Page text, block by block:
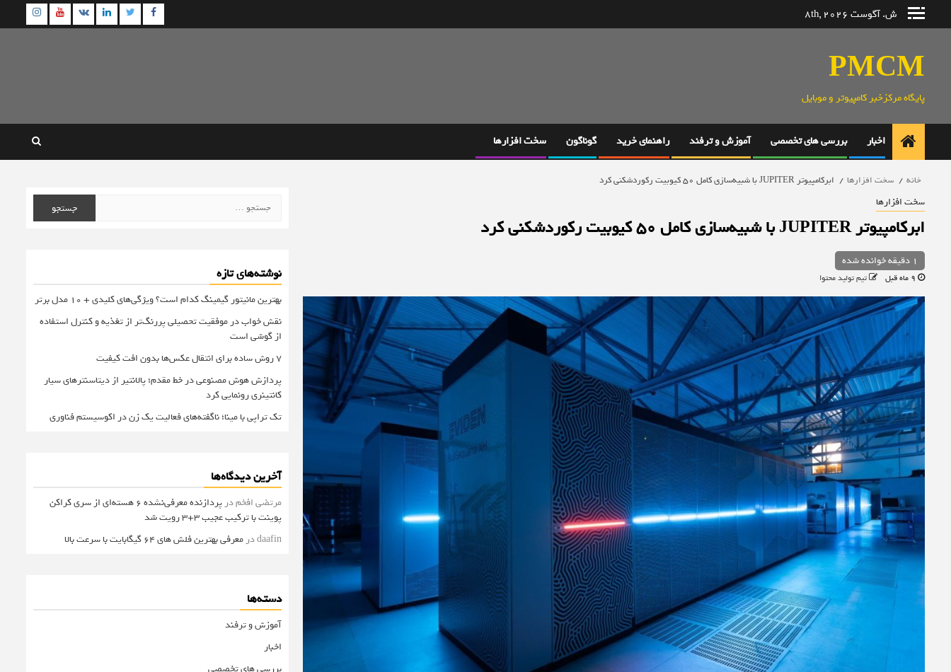
ش. آگوست 8th, 2026 Facebook
Twitter
Linkedin
VK
PMCM
پایگاه مرکزخبر کامپیوتر و موبایل
اخبار بررسی های تخصصی آموزش و ترفند راهنمای خرید گوناگون سخت افزارها
خانه سخت افزارها ابرکامپیوتر JUPITER با شبیه‌سازی کامل 50 کیوبیت رکوردشکنی کرد
سخت افزارها
ابرکامپیوتر JUPITER با شبیه‌سازی کامل 50 کیوبیت رکوردشکنی کرد
1 دقیقه خوانده شده
تیم تولید محتوا
برای:
نوشته‌های تازه
بهترین مانیتور گیمینگ کدام است؟ ویژگی‌های کلیدی + 10 مدل برتر
نقش خواب در موفقیت تحصیلی پررنگ‌تر از تغذیه و کنترل استفاده
از گوشی است
۷ روش ساده برای انتقال عکس‌ها بدون افت کیفیت
پردازش هوش مصنوعی در خط مقدم؛ پالانتیر از دیتاسنترهای سیار
کانتینری رونمایی کرد
تک تراپی با مینا؛ ناگفته‌های فعالیت یک زن در اکوسیستم فناوری
آخرین دیدگاه‌ها
مرتضی افخمدر
پردازنده معرفی‌نشده 6 هسته‌ای از سری کراکن
پوینت با ترکیب عجیب 3+3 رویت شد
daafinدر معرفی بهترین فلش های 64 گیگابایت با سرعت بالا
دسته‌ها
آموزش و ترفند
اخبار
بررسی های تخصصی